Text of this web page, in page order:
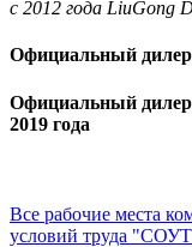
c 2012 года LiuGong
Официальный дилер
Официальный
2019 года
Все рабочие места
условий труда